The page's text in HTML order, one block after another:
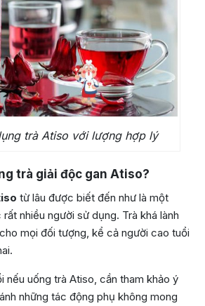
trà Atiso với lượng hợp lý
trà giải độc gan Atiso?
từ lâu được biết đến như là một
nhiều người sử dụng. Trà khá lành
mọi đối tượng, kể cả người cao tuổi
nếu uống trà Atiso, cần tham khảo ý
những tác động phụ không mong